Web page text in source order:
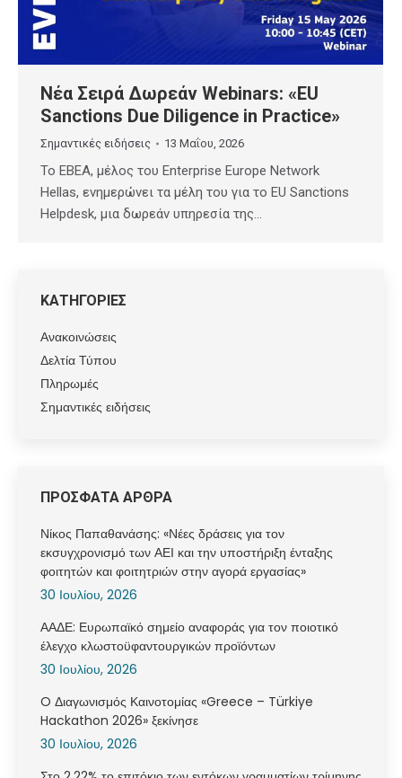
Νέα Σειρά Δωρεάν Webinars: «EU
Sanctions Due Diligence in Practice»
Σημαντικές ειδήσεις 13 Μαΐου, 2026
Το EBEA, μέλος του Enterprise Europe Network
Hellas, ενημερώνει τα μέλη του για το EU Sanctions
Helpdesk, μια δωρεάν υπηρεσία της…
ΚΑΤΗΓΟΡΙΕΣ
Ανακοινώσεις
Δελτία Τύπου
Πληρωμές
Σημαντικές ειδήσεις
ΠΡΟΣΦΑΤΑ ΑΡΘΡΑ
Νίκος Παπαθανάσης: «Νέες δράσεις για τον
εκσυγχρονισμό των ΑΕΙ και την υποστήριξη ένταξης
φοιτητών και φοιτητριών στην αγορά εργασίας»
30 Ιουλίου, 2026
ΑΑΔΕ: Ευρωπαϊκό σημείο αναφοράς για τον ποιοτικό
έλεγχο κλωστοϋφαντουργικών προϊόντων
30 Ιουλίου, 2026
O Διαγωνισμός Καινοτομίας «Greece – Türkiye
Hackathon 2026» ξεκίνησε
30 Ιουλίου, 2026